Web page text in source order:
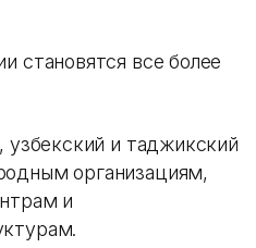
становятся все более
узбекский и таджикский
организациям,
и